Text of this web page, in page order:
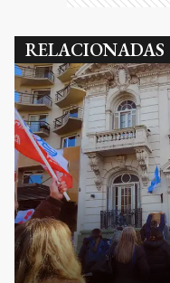
RELACIONADAS